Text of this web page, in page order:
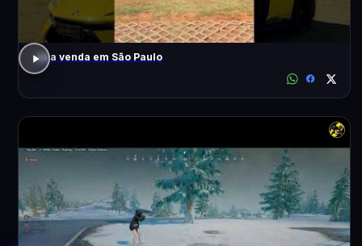
Já a venda em São Paulo